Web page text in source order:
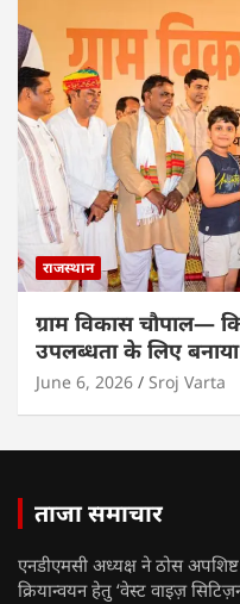
राजस्थान
ग्राम विकास चौपाल—
उपलब्धता के लिए
June 6, 2026 Sroj Varta
ताजा समाचार
एनडीएमसी अध्यक्ष ने ठोस
क्रियान्वयन हेतु ‘वेस्ट वाइज़